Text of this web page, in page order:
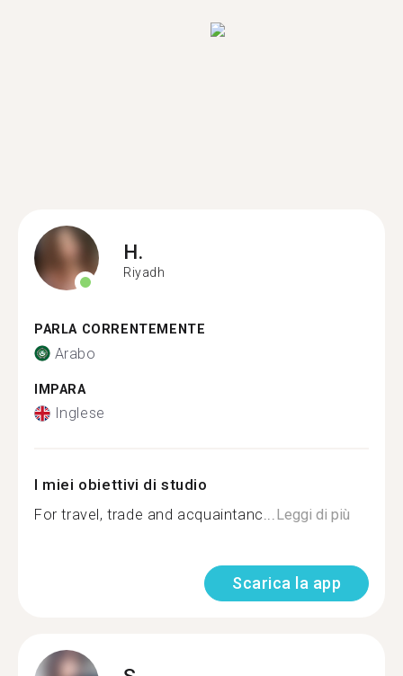
H.
Riyadh
PARLA CORRENTEMENTE
Arabo
IMPARA
Inglese
I miei obiettivi di studio
For travel, trade and acquaintanc...Leggi di più
Scarica la app